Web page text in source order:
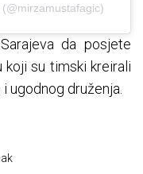
da posjete
koji su timski kreirali
ugodnog druženja.